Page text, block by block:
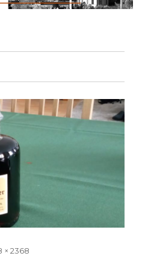
× 2368